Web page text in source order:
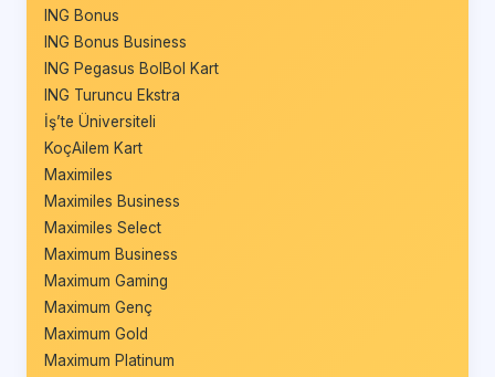
ING Bonus
ING Bonus Business
ING Pegasus BolBol Kart
ING Turuncu Ekstra
İş’te Üniversiteli
KoçAilem Kart
Maximiles
Maximiles Business
Maximiles Select
Maximum Business
Maximum Gaming
Maximum Genç
Maximum Gold
Maximum Platinum